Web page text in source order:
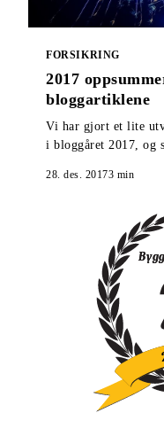
FORSIKRING
2017
bloggartiklene
Vi har gjort et lite
i bloggåret 2017, og
28. des. 20173 min